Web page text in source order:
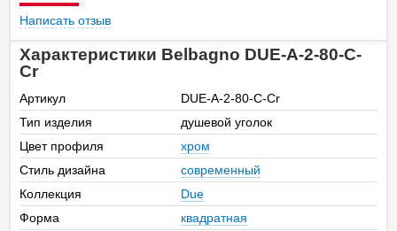
Написать отзыв
Характеристики Belbagno DUE-A-2-80-C-
Cr
Артикул
DUE-A-2-80-C-Cr
Тип изделия
душевой уголок
Цвет профиля
хром
Стиль дизайна
современный
Коллекция
Due
Форма
квадратная